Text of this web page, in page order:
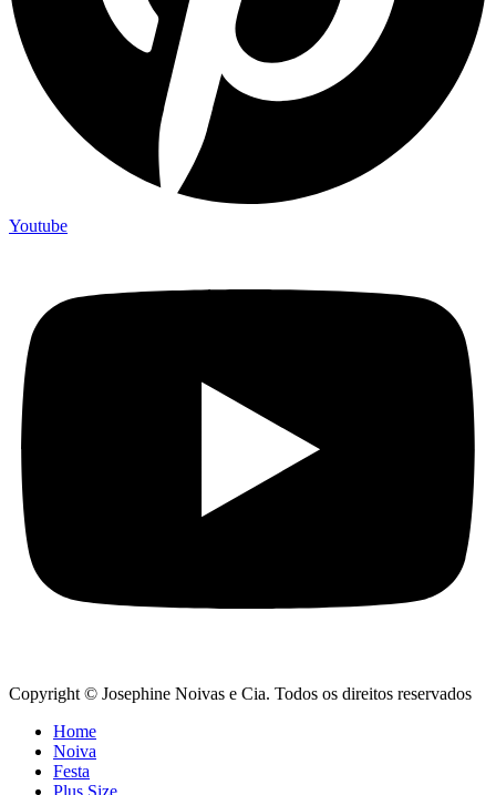
Youtube
Copyright © Josephine Noivas e Cia. Todos os direitos reservados
Home
Noiva
Festa
Plus Size